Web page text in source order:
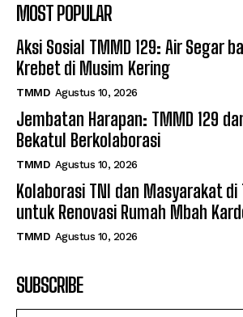
MOST POPULAR
Aksi Sosial TMMD 129: Air Segar
Krebet di Musim Kering
TMMD Agustus 10, 2026
Jembatan Harapan: TMMD 129
Bekatul Berkolaborasi
TMMD Agustus 10, 2026
Kolaborasi TNI dan Masyarakat di
untuk Renovasi Rumah Mbah
TMMD Agustus 10, 2026
SUBSCRIBE